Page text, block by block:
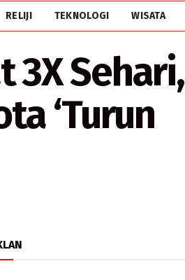
RELIJI TEKNOLOGI WISATA
3X Sehari,
‘Turun